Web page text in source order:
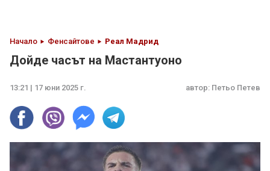
Начало Фенсайтове Реал Мадрид
Дойде часът на Мастантуоно
13:21 | 17 юни 2025 г. автор: Петьо Петев